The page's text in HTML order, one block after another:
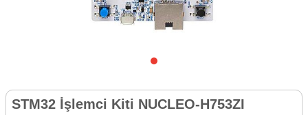
STM32 İşlemci Kiti NUCLEO-H753ZI